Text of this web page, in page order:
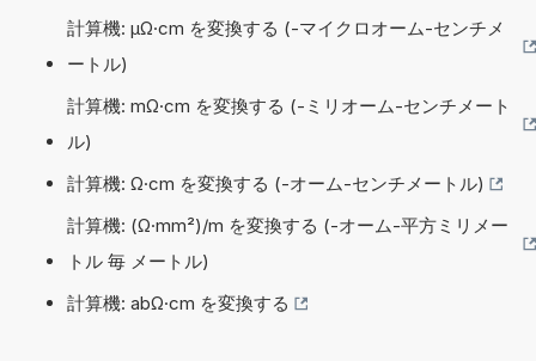
計算機: µΩ·cm を変換する (-マイクロオーム-センチメ
ートル)
計算機: mΩ·cm を変換する (-ミリオーム-センチメート
ル)
計算機: Ω·cm を変換する (-オーム-センチメートル)
計算機: (Ω·mm²)/m を変換する (-オーム-平方ミリメー
トル 毎 メートル)
計算機: abΩ·cm を変換する